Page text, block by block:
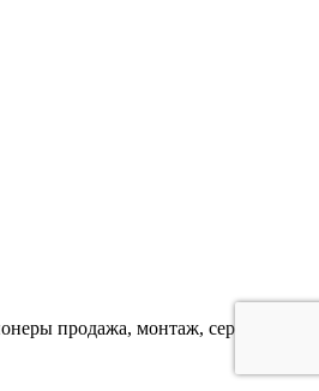
продажа, монтаж, сервис,